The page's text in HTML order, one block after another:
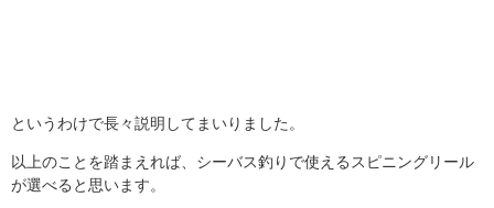
というわけで長々説明してまいりました。
以上のことを踏まえれば、シーバス釣りで使えるスピニングリール
が選べると思います。